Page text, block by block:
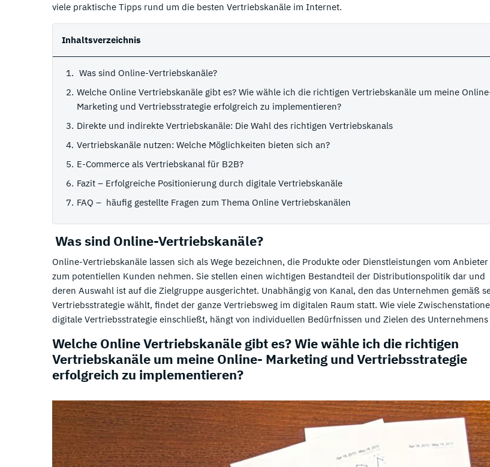
viele praktische Tipps rund um die besten Vertriebskanäle im Internet.
Inhaltsverzeichnis
Was sind Online-Vertriebskanäle?
Welche Online Vertriebskanäle gibt es? Wie wähle ich die richtigen Vertriebskanäle um meine
Marketing und Vertriebsstrategie erfolgreich zu implementieren?
Direkte und indirekte Vertriebskanäle: Die Wahl des richtigen Vertriebskanals
Vertriebskanäle nutzen: Welche Möglichkeiten bieten sich an?
E-Commerce als Vertriebskanal für B2B?
Fazit – Erfolgreiche Positionierung durch digitale Vertriebskanäle
FAQ – häufig gestellte Fragen zum Thema Online Vertriebskanälen
Was sind Online-Vertriebskanäle?
Online-Vertriebskanäle lassen sich als Wege bezeichnen, die Produkte oder Dienstleistungen vom
zum potentiellen Kunden nehmen. Sie stellen einen wichtigen Bestandteil der Distributionspolitik dar und
deren Auswahl ist auf die Zielgruppe ausgerichtet. Unabhängig von Kanal, den das Unternehmen gemäß
Vertriebsstrategie wählt, findet der ganze Vertriebsweg im digitalen Raum statt. Wie viele
digitale Vertriebsstrategie einschließt, hängt von individuellen Bedürfnissen und Zielen des Unternehmens
Welche Online Vertriebskanäle gibt es? Wie wähle ich die richtigen
Vertriebskanäle um meine Online- Marketing und Vertriebsstrategie
erfolgreich zu implementieren?